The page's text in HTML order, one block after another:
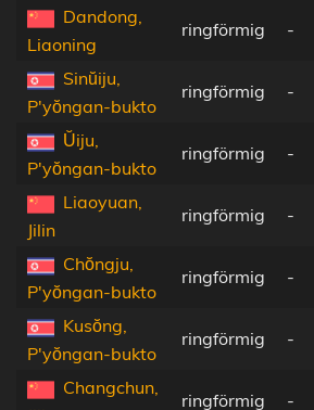
Dandong,
Liaoning
ringförmig -
Sinŭiju,
P'yŏngan-bukto
ringförmig -
Ŭiju,
P'yŏngan-bukto
ringförmig -
Liaoyuan,
Jilin
ringförmig -
Chŏngju,
P'yŏngan-bukto
ringförmig -
Kusŏng,
P'yŏngan-bukto
ringförmig -
Changchun,
ringförmig -